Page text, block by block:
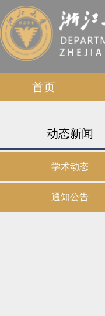
首页
动态新闻
学术动态
通知公告